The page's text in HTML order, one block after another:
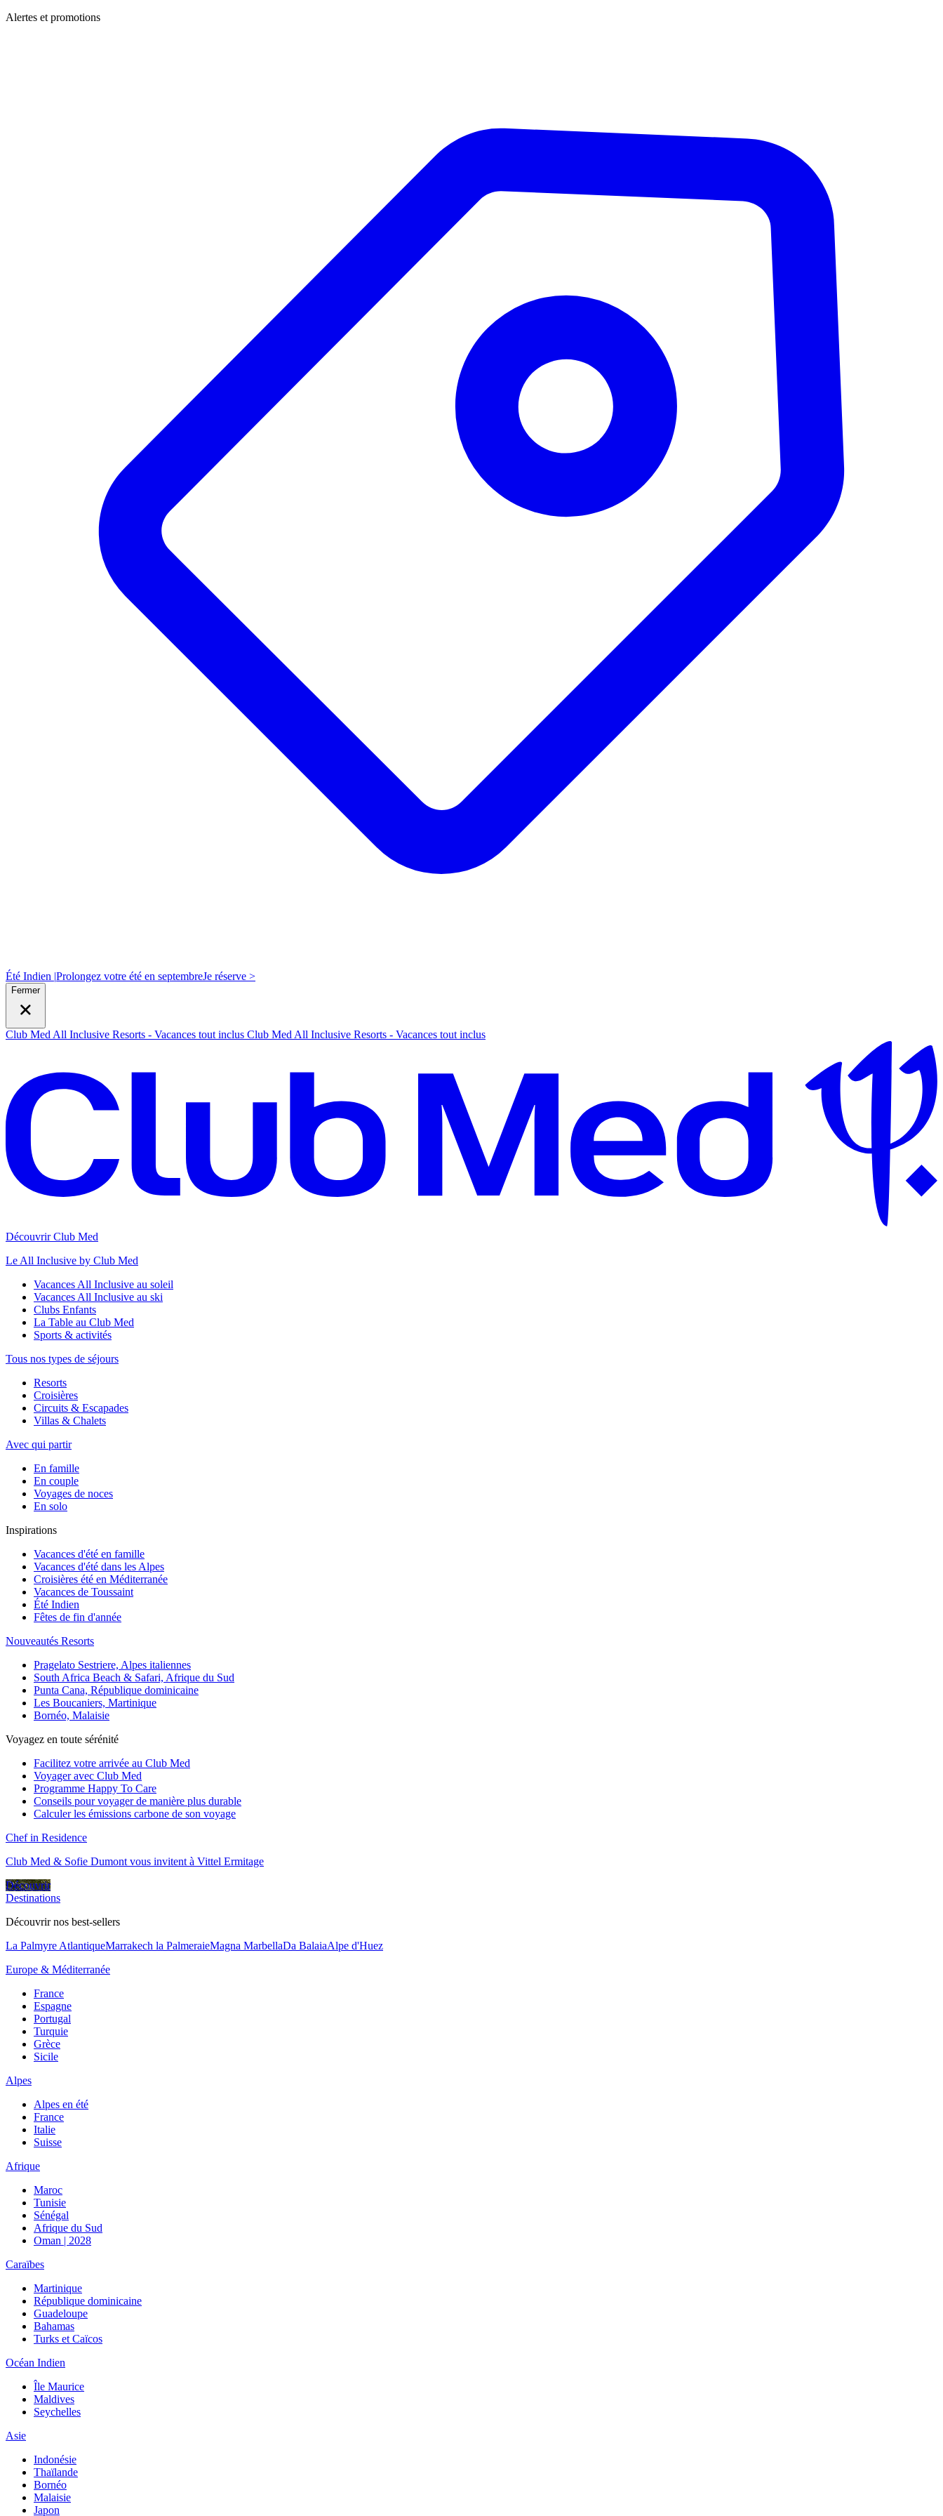
Alertes et promotions
Été Indien |Prolongez votre été en septembreJe réserve >
Fermer
Club Med All Inclusive Resorts - Vacances tout inclus Club Med All Inclusive Resorts - Vacances tout inclus
Découvrir Club Med
Le All Inclusive by Club Med
Vacances All Inclusive au soleil
Vacances All Inclusive au ski
Clubs Enfants
La Table au Club Med
Sports & activités
Tous nos types de séjours
Resorts
Croisières
Circuits & Escapades
Villas & Chalets
Avec qui partir
En famille
En couple
Voyages de noces
En solo
Inspirations
Vacances d'été en famille
Vacances d'été dans les Alpes
Croisières été en Méditerranée
Vacances de Toussaint
Été Indien
Fêtes de fin d'année
Nouveautés Resorts
Pragelato Sestriere, Alpes italiennes
South Africa Beach & Safari, Afrique du Sud
Punta Cana, République dominicaine
Les Boucaniers, Martinique
Bornéo, Malaisie
Voyagez en toute sérénité
Facilitez votre arrivée au Club Med
Voyager avec Club Med
Programme Happy To Care
Conseils pour voyager de manière plus durable
Calculer les émissions carbone de son voyage
Chef in Residence
Club Med & Sofie Dumont vous invitent à Vittel Ermitage
Découvrir
Destinations
Découvrir nos best-sellers
La Palmyre AtlantiqueMarrakech la PalmeraieMagna MarbellaDa BalaiaAlpe d'Huez
Europe & Méditerranée
France
Espagne
Portugal
Turquie
Grèce
Sicile
Alpes
Alpes en été
France
Italie
Suisse
Afrique
Maroc
Tunisie
Sénégal
Afrique du Sud
Oman | 2028
Caraïbes
Martinique
République dominicaine
Guadeloupe
Bahamas
Turks et Caïcos
Océan Indien
Île Maurice
Maldives
Seychelles
Asie
Indonésie
Thaïlande
Bornéo
Malaisie
Japon